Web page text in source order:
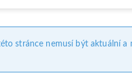
stránce nemusí být aktuální